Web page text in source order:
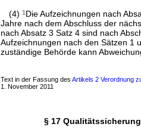
(4) 1Die Aufzeichnungen nach
Jahre nach dem Abschluss der
nach Absatz 3 Satz 4 sind nach
Aufzeichnungen nach den Sätzen 1
zuständige Behörde kann
Text in der Fassung des Artikels 2 Verordnung
1. November 2011
§ 17